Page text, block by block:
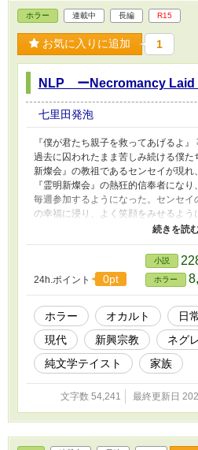
ホラー 連載中 長編 R15
お気に入りに追加 1
NLP ーNecromancy Laid
七里田発泡
『僕が君たち親子を救ってあげるよ
過去に囚われたまま苦しみ続ける僕た
新燦会』の教祖であるセンセイが現れ
『霊明新燦会』の熱狂的信奉者にな
毎週参加するようになった。センセイ
の幸福に浸り、よく笑顔をみせるよう
な均衡を保つためにセンセイ主催のセ
見守られながら自己の解放と、過去
を宿すことを目的とした”特別”な催眠
僕は過去の記憶がフラッシュバックし
てしまった。激しい頭痛と過呼吸に襲
死んだはずの兄の意識のような”何か”
自我を上から塗りつぶしはじめる。兄
耳元で囁く。 ーー目の前にいる男を
イを殺した。
24h.ポイント 0pt
小説
ホラー
ホラー オカルト 日常
現代
新興宗教 ネグ
純文学テイスト
家族
文字数 54,241 最終更新日